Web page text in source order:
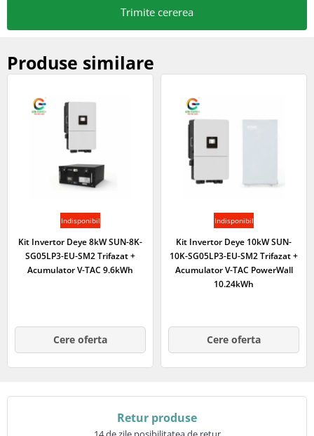
Trimite cererea
Produse similare
Indisponibil
Kit Invertor Deye 8kW SUN-8K-
SG05LP3-EU-SM2 Trifazat +
Acumulator V-TAC 9.6kWh
Cere oferta
Indisponibil
Kit Invertor Deye 10kW SUN-
10K-SG05LP3-EU-SM2 Trifazat +
Acumulator V-TAC PowerWall
10.24kWh
Cere oferta
Retur produse